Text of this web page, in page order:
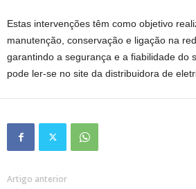
Estas intervenções têm como objetivo
manutenção, conservação e ligação na
garantindo a segurança e a fiabilidade do
pode ler-se no site da distribuidora de
Artigo anterior